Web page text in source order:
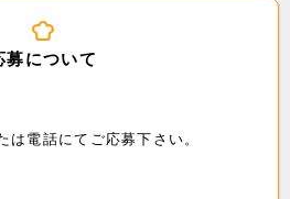
募について
電話にてご応募下さい。